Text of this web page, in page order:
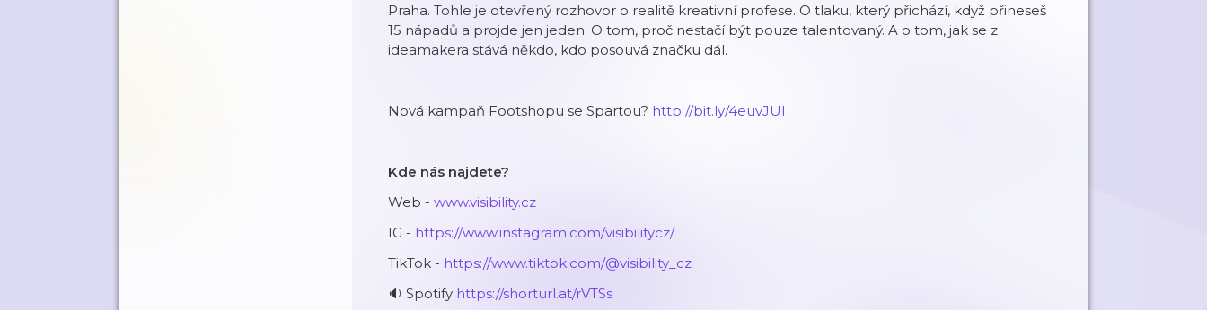
Praha. Tohle je otevřený rozhovor o realitě kreativní profese. O tlaku, který přichází, když přineseš
15 nápadů a projde jen jeden. O tom, proč nestačí být pouze talentovaný. A o tom, jak se z
ideamakera stává někdo, kdo posouvá značku dál.
Nová kampaň Footshopu se Spartou? http://bit.ly/4euvJUI
Kde nás najdete?
Web - www.visibility.cz
IG - https://www.instagram.com/visibilitycz/
TikTok - https://www.tiktok.com/@visibility_cz
🔉 Spotify https://shorturl.at/rVTSs